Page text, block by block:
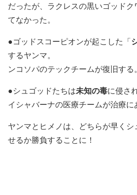
だったが、ラクレスの黒いゴッド
てなかった。
●ゴッドスコーピオンが起こした「
するヤンマ。
ンコソパのテックチームが復旧する
●シュゴッドたちは未知の毒に侵さ
イシャバーナの医療チームが治療に
ヤンマとヒメノは、どちらが早くシ
せるか勝負することに！